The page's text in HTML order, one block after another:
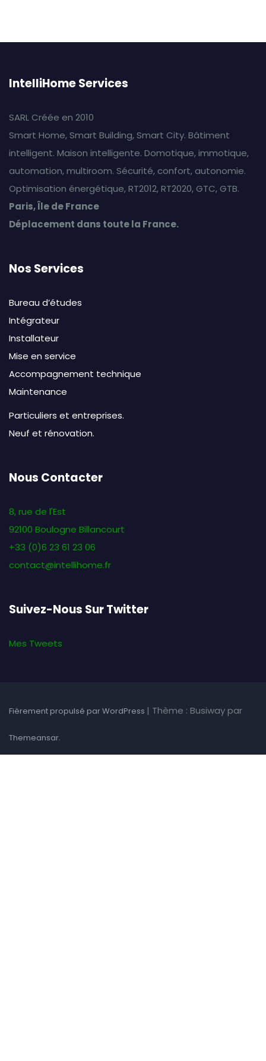
IntelliHome Services
SARL Créée en 2010
Smart Home, Smart Building, Smart City. Bâtiment
intelligent. Maison intelligente. Domotique, immotique,
automation, multiroom. Sécurité, confort, autonomie.
Optimisation énergétique, RT2012, RT2020, GTC, GTB.
Paris, Île de France
Déplacement dans toute la France.
Nos Services
Bureau d’études
Intégrateur
Installateur
Mise en service
Accompagnement technique
Maintenance
Particuliers et entreprises.
Neuf et rénovation.
Nous Contacter
8, rue de l'Est
92100 Boulogne Billancourt
+33 (0)6 23 61 23 06
contact@intellihome.fr
Suivez-Nous Sur Twitter
Mes Tweets
Fièrement propulsé par WordPress | Thème : Busiway par
Themeansar.